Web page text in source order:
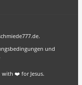
und
with ❤️ for Jesus.